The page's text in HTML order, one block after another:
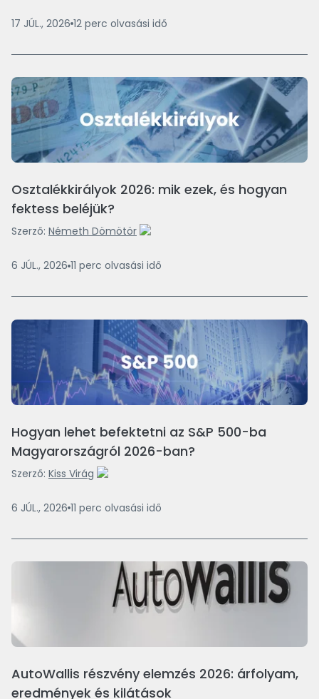
17 JÚL., 2026 12 perc olvasási idő
Osztalékkirályok 2026: mik ezek, és hogyan
fektess beléjük?
Szerző: Németh Dömötör
6 JÚL., 2026 11 perc olvasási idő
Hogyan lehet befektetni az S&P 500-ba
Magyarországról 2026-ban?
Szerző: Kiss Virág
6 JÚL., 2026 11 perc olvasási idő
AutoWallis részvény elemzés 2026: árfolyam,
eredmények és kilátások